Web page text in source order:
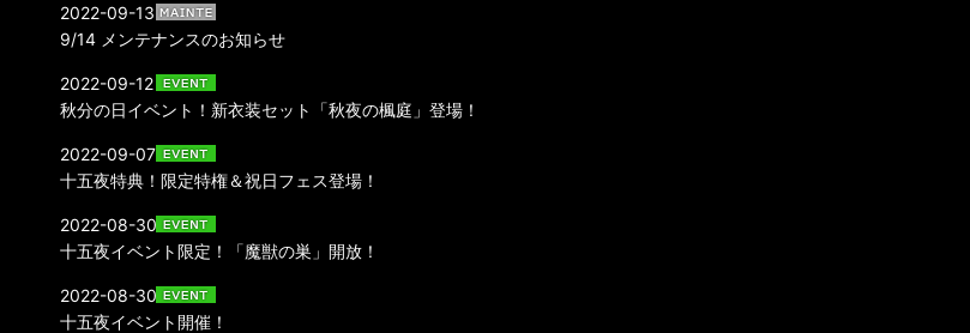
9/14 メンテナンスのお知らせ
2022-09-13
秋分の日イベント！新衣装セット「秋夜の楓庭」登場！
2022-09-12
十五夜特典！限定特権＆祝日フェス登場！
2022-09-07
十五夜イベント限定！「魔獣の巣」開放！
2022-08-30
十五夜イベント開催！
2022-08-30